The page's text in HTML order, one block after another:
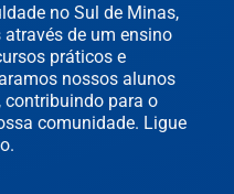
no Sul de Minas,
de um ensino
práticos e
nossos alunos
contribuindo para o
comunidade. Ligue